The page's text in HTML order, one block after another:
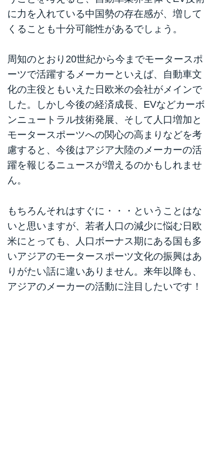
に力を入れている中国勢の存在感が、増して
くることも十分可能性があるでしょう。
周知のとおり20世紀から今までモータースポ
ーツで活躍するメーカーといえば、自動車文
化の主役ともいえた日欧米の会社がメインで
した。しかし今後の経済成長、EVなどカーボ
ンニュートラル技術発展、そして人口増加と
モータースポーツへの関心の高まりなどを考
慮すると、今後はアジア大陸のメーカーの活
躍を報じるニュースが増えるのかもしれませ
ん。
もちろんそれはすぐに・・・ということはな
いと思いますが、若者人口の減少に悩む日欧
米にとっても、人口ボーナス期にある国も多
いアジアのモータースポーツ文化の振興はあ
りがたい話に違いありません。来年以降も、
アジアのメーカーの活動に注目したいです！